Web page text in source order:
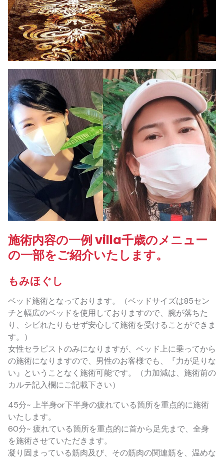
施術内容の一例 villa千歳のメニュー
の一部をご紹介いたします。
もみほぐし
ベッド施術となっております。（ベッドサイズは85セン
チと幅広のベッドを使用しておりますので、腕が落ちた
り、シビれたりもせず安心して施術を受けることができま
す。）
女性セラピストのみになりますが、ベッド上に乗ってから
の施術になりますので、男性のお客様でも、『力が足りな
い』ということなく施術可能です。（力加減は、施術前の
カルテ記入欄にご記載下さい）
45分~ 上半身or下半身の疲れている箇所を重点的に施術
いたします。
60分~ 疲れている箇所を重点的に首から足先まで、全身
を施術させていただきます。
凝り固まっている筋肉及び、その筋肉の関連筋を、温めな